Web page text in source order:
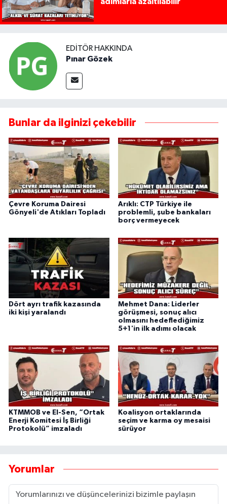
EDITÖR HAKKINDA
Pınar Gözek
Bunlar da ilginizi çekebilir
Çevre Koruma Dairesi
Gönyeli'de Atıkları Topladı
Arıklı: CTP Türkiye ile
problemli, şube bankaları
borç vermeyecek
Dört ayrı trafik kazasında
iki kişi yaralandı
Mehmet Dana: Liderler
görüşmesi, sonuç alıcı
olmasını hedeflediğimiz
5+1'in ilk adımı olacak
KTMMOB ve El-Sen, “Ortak
Enerji Komitesi İş Birliği
Protokolü” imzaladı
Koalisyon ortaklarında
seçim ve karma oy mesaisi
sürüyor
Yorumlar